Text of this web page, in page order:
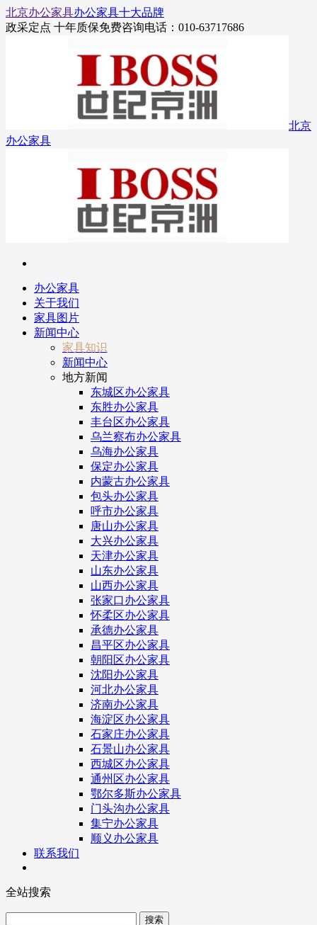
北京办公家具办公家具十大品牌
政采定点 十年质保免费咨询电话：010-63717686
北京
办公家具
办公家具
关于我们
家具图片
新闻中心
家具知识
新闻中心
地方新闻
东城区办公家具
东胜办公家具
丰台区办公家具
乌兰察布办公家具
乌海办公家具
保定办公家具
内蒙古办公家具
包头办公家具
呼市办公家具
唐山办公家具
大兴办公家具
天津办公家具
山东办公家具
山西办公家具
张家口办公家具
怀柔区办公家具
承德办公家具
昌平区办公家具
朝阳区办公家具
沈阳办公家具
河北办公家具
济南办公家具
海淀区办公家具
石家庄办公家具
石景山办公家具
西城区办公家具
通州区办公家具
鄂尔多斯办公家具
门头沟办公家具
集宁办公家具
顺义办公家具
联系我们
全站搜索